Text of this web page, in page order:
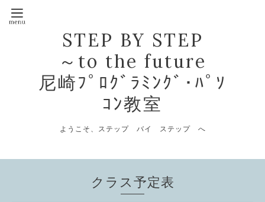
STEP BY STEP
～to the future
尼崎ﾌﾟﾛｸﾞﾗﾐﾝｸﾞ･ﾊﾟｿ
ｺﾝ教室
ようこそ、ステップ バイ ステップ へ
クラス予定表